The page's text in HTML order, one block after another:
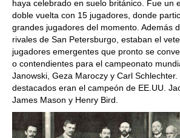
haya celebrado en suelo británico. Fue un
doble vuelta con 15 jugadores, donde
grandes jugadores del momento. Además
rivales de San Petersburgo, estaban el
jugadores emergentes que pronto se
o contendientes para el campeonato
Janowski, Geza Maroczy y Carl
destacados eran el campeón de EE.UU.
James Mason y Henry Bird.